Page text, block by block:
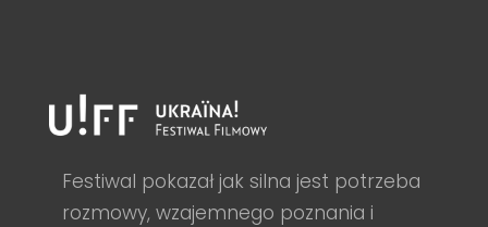
Festiwal pokazał jak silna jest potrzeba
rozmowy, wzajemnego poznania i